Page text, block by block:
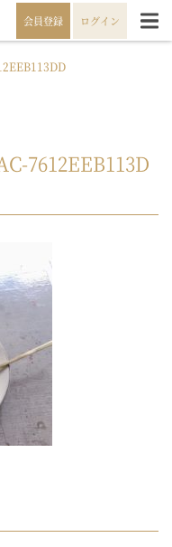
会員登録 ログイン
7612EEB113D